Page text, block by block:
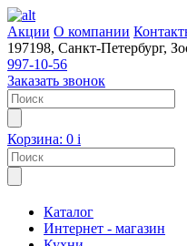
Акции О компании
197198, Санкт-Петербург,
997-10-56
Заказать звонок
Корзина: 0 i
Каталог
Интернет - магазин